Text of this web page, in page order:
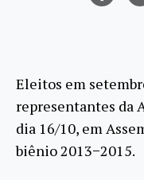
Eleitos em
representantes da
dia 16/10, em
biênio 2013−2015.